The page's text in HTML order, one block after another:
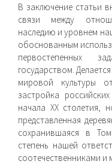
В заключение статьи
связи между
наследию и уровнем
обоснованным
первостепенных
государством.
мировой культуры
застройка
начала XX столетия,
представленная
сохранившаяся в
степень нашей
соотечественниками